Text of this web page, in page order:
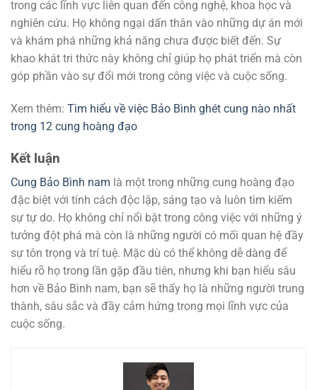
trong các lĩnh vực liên quan đến công nghệ, khoa học và
nghiên cứu. Họ không ngại dấn thân vào những dự án mới
và khám phá những khả năng chưa được biết đến. Sự
khao khát tri thức này không chỉ giúp họ phát triển mà còn
góp phần vào sự đổi mới trong công việc và cuộc sống.
Xem thêm: Tìm hiểu về việc Bảo Bình ghét cung nào nhất
trong 12 cung hoàng đạo
Kết luận
Cung Bảo Bình nam là một trong những cung hoàng đạo
đặc biệt với tính cách độc lập, sáng tạo và luôn tìm kiếm
sự tự do. Họ không chỉ nổi bật trong công việc với những ý
tưởng đột phá mà còn là những người có mối quan hệ đầy
sự tôn trọng và trí tuệ. Mặc dù có thể không dễ dàng để
hiểu rõ họ trong lần gặp đầu tiên, nhưng khi bạn hiểu sâu
hơn về Bảo Bình nam, bạn sẽ thấy họ là những người trung
thành, sâu sắc và đầy cảm hứng trong mọi lĩnh vực của
cuộc sống.